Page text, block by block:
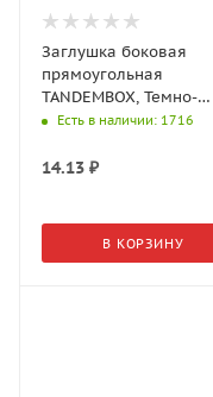
Заглушка боковая
прямоугольная
TANDEMBOX, Темно-
серый, ZAA.532C.BL
Есть в наличии: 1716
14.13 ₽
В КОРЗИНУ